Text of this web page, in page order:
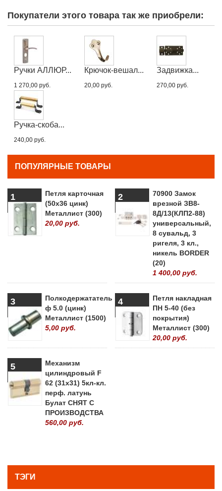
Покупатели этого товара так же приобрели:
Ручки АЛЛЮР...
1 270,00 руб.
Крючок-вешал...
20,00 руб.
Задвижка...
270,00 руб.
Ручка-скоба...
240,00 руб.
ПОПУЛЯРНЫЕ ТОВАРЫ
1
Петля карточная
(50х36 цинк)
Металлист (300)
20,00 руб.
2
70900 Замок
врезной ЗВ8-
8Д/13(КЛП2-88)
универсальный,
8 сувальд, 3
ригеля, 3 кл.,
никель BORDER
(20)
1 400,00 руб.
3
Полкодержататель
ф 5.0 (цинк)
Металлист (1500)
5,00 руб.
4
Петля накладная
ПН 5-40 (без
покрытия)
Металлист (300)
20,00 руб.
5
Механизм
цилиндровый F
62 (31х31) 5кл-кл.
перф. латунь
Булат СНЯТ С
ПРОИЗВОДСТВА
560,00 руб.
ТЭГИ